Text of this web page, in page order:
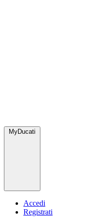
MyDucati
Accedi
Registrati